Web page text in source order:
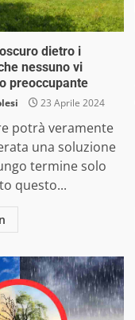
dietro i
nessuno vi
preoccupante
23 Aprile 2024
potrà veramente
una soluzione
termine solo
questo...